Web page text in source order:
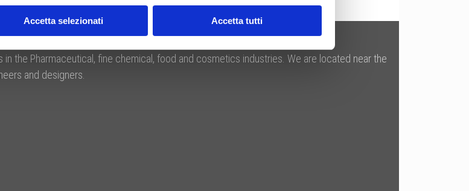
Accetta selezionati Accetta tutti
the Pharmaceutical, fine chemical, food and cosmetics industries. We are located near the
and designers.